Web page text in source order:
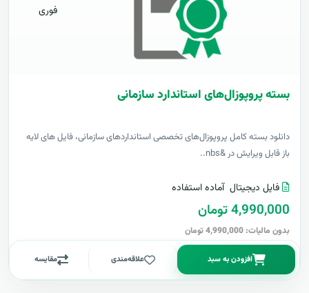
فوری
بسته پروپوزال‌های استاندارد سازمانی
دانلود بسته کامل پروپوزال‌های تخصصی استانداردهای سازمانی، فایل های لایه
باز قابل ویرایش در &nbs..
فایل دیجیتال آماده استفاده
4,990,000 تومان
بدون مالیات: 4,990,000 تومان
افزودن به سبد علاقه‌مندی مقایسه